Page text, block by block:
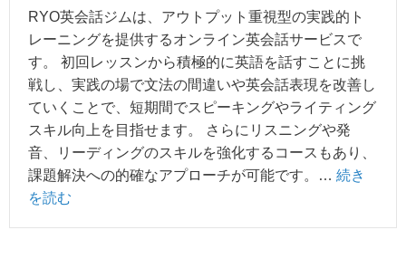
RYO英会話ジムは、アウトプット重視型の実践的ト
レーニングを提供するオンライン英会話サービスで
す。 初回レッスンから積極的に英語を話すことに挑
戦し、実践の場で文法の間違いや英会話表現を改善し
ていくことで、短期間でスピーキングやライティング
スキル向上を目指せます。 さらにリスニングや発
音、リーディングのスキルを強化するコースもあり、
課題解決への的確なアプローチが可能です。… 続き
を読む